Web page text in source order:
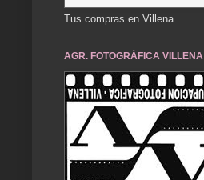
Tus compras en Villena
AGR. FOTOGRÁFICA VILLENA